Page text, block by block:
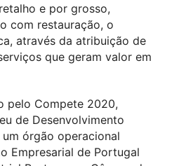
e por grosso,
com restauração, o
através da atribuição de
que geram valor em
pelo Compete 2020,
de Desenvolvimento
órgão operacional
Empresarial de Portugal